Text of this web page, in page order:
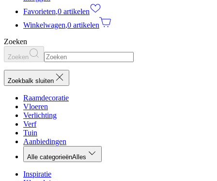
Favorieten,0 artikelen
Winkelwagen,0 artikelen
Zoeken
Zoeken
Zoekbalk sluiten
Raamdecoratie
Vloeren
Verlichting
Verf
Tuin
Aanbiedingen
Alle categorieënAlles
Inspiratie